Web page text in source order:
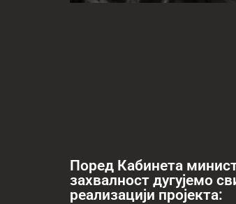
Поред Кабинета
захвалност дугујемо
реализацији пројекта: